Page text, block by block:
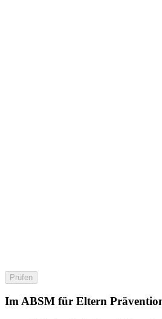
Prüfen
Im ABSM für Eltern